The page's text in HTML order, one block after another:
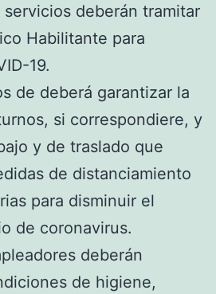
deberán tramitar
Habilitante para
19.
de deberá garantizar la
si correspondiere, y
y de traslado que
de distanciamiento
para disminuir el
de coronavirus.
deberán
de higiene,